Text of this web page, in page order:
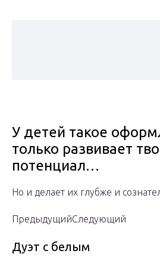
У детей такое
только развивает
потенциал…
Но и делает их глубже и
ПредыдущийСледующий
Дуэт с белым